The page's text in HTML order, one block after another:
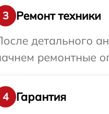
3
Ремонт техники
детального
ремонтные
4
Гарантия